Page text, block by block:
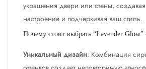
украшения двери или стены,
настроение и подчеркивая ваш стиль.
Почему стоит выбрать “Lavender
Уникальный дизайн: Комбинация